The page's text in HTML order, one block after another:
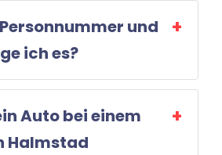
und
ich es?
Auto bei einem
Halmstad